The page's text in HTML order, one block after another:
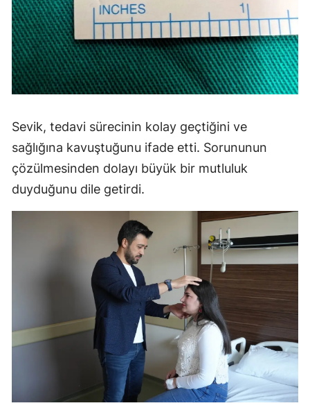
Sevik, tedavi sürecinin kolay geçtiğini ve
sağlığına kavuştuğunu ifade etti. Sorununun
çözülmesinden dolayı büyük bir mutluluk
duyduğunu dile getirdi.